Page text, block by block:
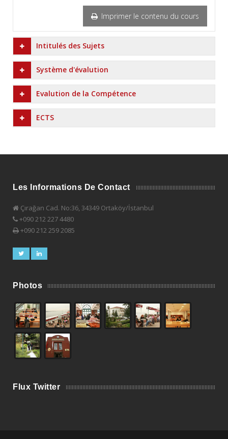
Imprimer le contenu du cours
Intitulés des Sujets
Système d'évalution
Evalution de la Compétence
ECTS
Les Informations De Contact
Çırağan Cad. No:36, 34349 Ortaköy/İstanbul
+090 212 227 4480
+090 212 259 2085
Photos
Flux Twitter